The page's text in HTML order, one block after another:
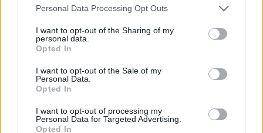
Personal Data Processing Opt Outs
I want to opt-out of the Sharing of my
personal data.
Opted In
I want to opt-out of the Sale of my
Personal Data.
Opted In
I want to opt-out of processing my
Personal Data for Targeted Advertising.
Opted In
Proces in grup pt eliberatorii infractorilor
Pentru atrocitatile comise de eliberatii lui tudorel
pot fi acuzati intr-un proces penal in grup
pentru atentat la siguranta cetatenilor si
distrugerea unor familii.